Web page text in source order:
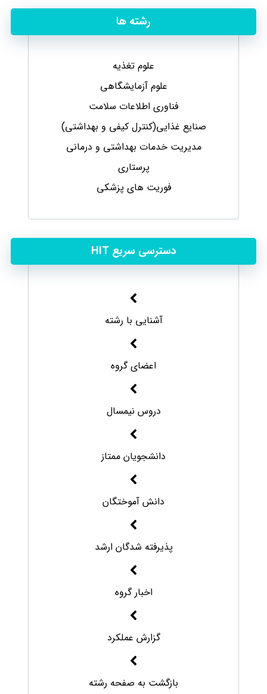
رشته ها
علوم تغذیه
علوم آزمایشگاهی
فناوری اطلاعات سلامت
صنایع غذایی(کنترل کیفی و بهداشتی)
مدیریت خدمات بهداشتی و درمانی
پرستاری
فوریت های پزشکی
دسترسی سریع HIT
آشنایی با رشته
اعضای گروه
دروس نیمسال
دانشجویان ممتاز
دانش آموختگان
پذیرفته شدگان ارشد
اخبار گروه
گزارش عملکرد
بازگشت به صفحه رشته